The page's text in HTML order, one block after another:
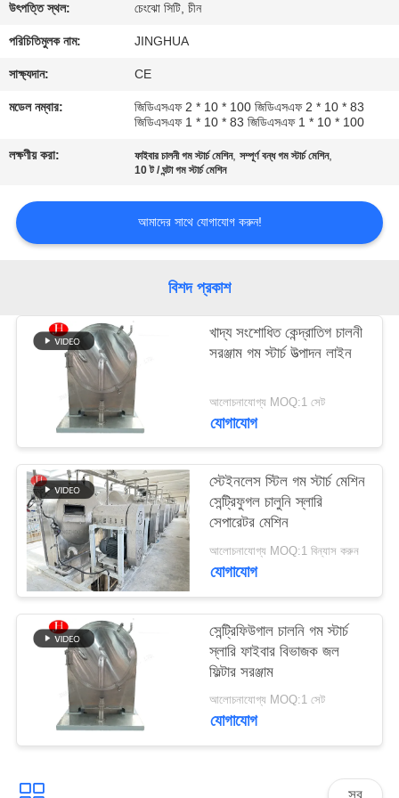
কারখানা
ভ্রমণ
নিয়ন্ত্রণ
আমাদের
সাথে
আবেদন
সাইট
ম্যাপ
গোপনীয়তা
নীতি
উৎপত্তি স্থল: চেংঝো সিটি, চীন
পরিচিতিমুলক নাম: JINGHUA
সাক্ষ্যদান: CE
মডেল নম্বার:
জিডিএসএফ 2 * 10 * 100 জিডিএসএফ 2 * 10 * 83
জিডিএসএফ 1 * 10 * 83 জিডিএসএফ 1 * 10 * 100
লক্ষণীয় করা: ফাইবার চালনী গম স্টার্চ মেশিন,সম্পূর্ণ বন্ধ গম স্টার্চ মেশিন,
10 ট / ঘন্টা গম স্টার্চ মেশিন
আমাদের সাথে যোগাযোগ করুন!
বিশদ প্রকাশ
খাদ্য সংশোধিত কেন্দ্রাতিগ চালনী
সরঞ্জাম গম স্টার্চ উত্পাদন লাইন
আলোচনাযোগ্য MOQ:1 সেট
যোগাযোগ
স্টেইনলেস স্টিল গম স্টার্চ মেশিন
সেন্ট্রিফুগল চালুনি স্লারি
সেপারেটর মেশিন
আলোচনাযোগ্য MOQ:1 বিন্যাস করুন
যোগাযোগ
সেন্ট্রিফিউগাল চালনি গম স্টার্চ
স্লারি ফাইবার বিভাজক জল
ফিল্টার সরঞ্জাম
আলোচনাযোগ্য MOQ:1 সেট
যোগাযোগ